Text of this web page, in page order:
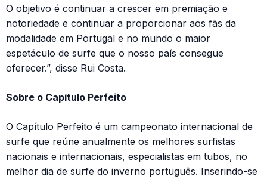
O objetivo é continuar a crescer em premiação e
notoriedade e continuar a proporcionar aos fãs da
modalidade em Portugal e no mundo o maior
espetáculo de surfe que o nosso país consegue
oferecer.”, disse Rui Costa.
Sobre o Capítulo Perfeito
O Capítulo Perfeito é um campeonato internacional de
surfe que reúne anualmente os melhores surfistas
nacionais e internacionais, especialistas em tubos, no
melhor dia de surfe do inverno português. Inserindo-se